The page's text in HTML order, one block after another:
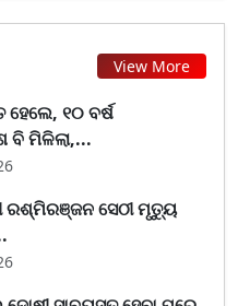
View More
ହେଲେ, ୧୦ ବର୍ଷ
ବି ମିଳିଲା,...
ରଶ୍ମିରଞ୍ଜନ ସେଠୀ ମୃତ୍ୟୁ